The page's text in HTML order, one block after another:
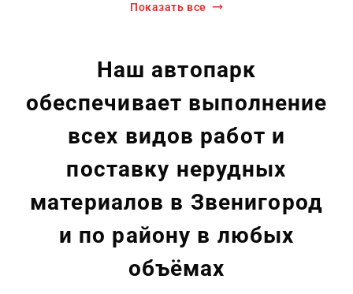
Показать все
Наш автопарк
обеспечивает выполнение
всех видов работ и
поставку нерудных
материалов в Звенигород
и по району в любых
объёмах